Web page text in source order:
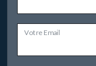
Votre Email